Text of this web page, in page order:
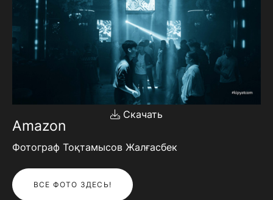
Скачать
Amazon
Фотограф Тоқтамысов Жалғасбек
ВСЕ ФОТО ЗДЕСЬ!